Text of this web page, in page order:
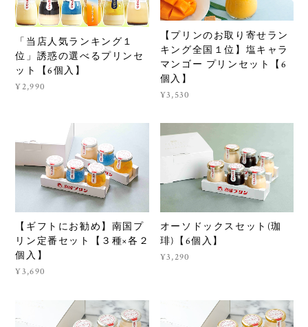
「当店人気ランキング１
位」誘惑の選べるプリンセ
ット【6個入】
¥2,990
【プリンのお取り寄せラン
キング全国１位】塩キャラ
マンゴー プリンセット【6
個入】
¥3,530
【ギフトにお勧め】南国プ
リン定番セット【３種×各２
個入】
¥3,690
オーソドックスセット(珈
琲)【6個入】
¥3,290